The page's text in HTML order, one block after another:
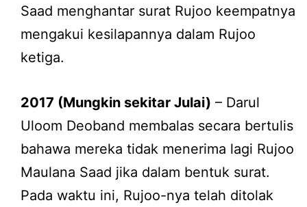
Saad menghantar surat Rujoo keempatnya
mengakui kesilapannya dalam Rujoo
ketiga.
2017 (Mungkin sekitar Julai) – Darul
Uloom Deoband membalas secara bertulis
bahawa mereka tidak menerima lagi Rujoo
Maulana Saad jika dalam bentuk surat.
Pada waktu ini, Rujoo-nya telah ditolak